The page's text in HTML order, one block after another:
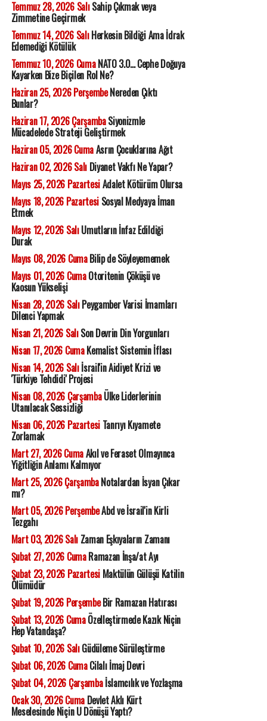
Temmuz 28, 2026 SalıSahip Çıkmak veya
Zimmetine Geçirmek
Temmuz 14, 2026 SalıHerkesin Bildiği Ama İdrak
Edemediği Kötülük
Temmuz 10, 2026 CumaNATO 3.0... Cephe Doğuya
Kayarken Bize Biçilen Rol Ne?
Haziran 25, 2026 PerşembeNereden Çıktı
Bunlar?
Haziran 17, 2026 ÇarşambaSiyonizmle
Mücadelede Strateji Geliştirmek
Haziran 05, 2026 CumaAsrın Çocuklarına Ağıt
Haziran 02, 2026 SalıDiyanet Vakfı Ne Yapar?
Mayıs 25, 2026 PazartesiAdalet Kötürüm Olursa
Mayıs 18, 2026 PazartesiSosyal Medyaya İman
Etmek
Mayıs 12, 2026 SalıUmutların İnfaz Edildiği
Durak
Mayıs 08, 2026 CumaBilip de Söyleyememek
Mayıs 01, 2026 CumaOtoritenin Çöküşü ve
Kaosun Yükselişi
Nisan 28, 2026 SalıPeygamber Varisi İmamları
Dilenci Yapmak
Nisan 21, 2026 SalıSon Devrin Din Yorgunları
Nisan 17, 2026 CumaKemalist Sistemin İflası
Nisan 14, 2026 Salıİsrail'in Aidiyet Krizi ve
'Türkiye Tehdidi' Projesi
Nisan 08, 2026 ÇarşambaÜlke Liderlerinin
Utanılacak Sessizliği
Nisan 06, 2026 PazartesiTanrıyı Kıyamete
Zorlamak
Mart 27, 2026 CumaAkıl ve Feraset Olmayınca
Yiğitliğin Anlamı Kalmıyor
Mart 25, 2026 ÇarşambaNotalardan İsyan Çıkar
mı?
Mart 05, 2026 PerşembeAbd ve İsrail'in Kirli
Tezgahı
Mart 03, 2026 SalıZaman Eşkıyaların Zamanı
Şubat 27, 2026 CumaRamazan İnşa/at Ayı
Şubat 23, 2026 PazartesiMaktülün Gülüşü Katilin
Ölümüdür
Şubat 19, 2026 PerşembeBir Ramazan Hatırası
Şubat 13, 2026 CumaÖzelleştirmede Kazık Niçin
Hep Vatandaşa?
Şubat 10, 2026 SalıGüdüleme Sürüleştirme
Şubat 06, 2026 CumaCilalı İmaj Devri
Şubat 04, 2026 Çarşambaİslamcılık ve Yozlaşma
Ocak 30, 2026 CumaDevlet Aklı Kürt
Meselesinde Niçin U Dönüşü Yaptı?